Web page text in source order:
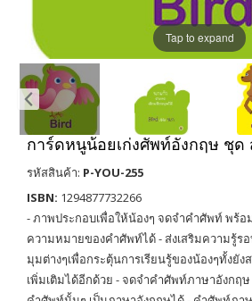
Tap to expand
การ์ดหนูน้อยเก่งศัพท์อังกฤษ ชุด
รหัสสินค้า: P-YOU-255
ISBN: 1294877732266
- ภาพประกอบเพื่อให้น้องๆ จดจำคำศัพท์ พร้อ
ความหมายของคำศัพท์ได้ - ส่งเสริมความรู้ร
มุมต่างๆเพื่อกระตุ้นการเรียนรู้ของน้องๆทั้งยัง
เพิ่มเติมได้อีกด้วย - จดจำคำศัพท์ภาษาอังกฤ